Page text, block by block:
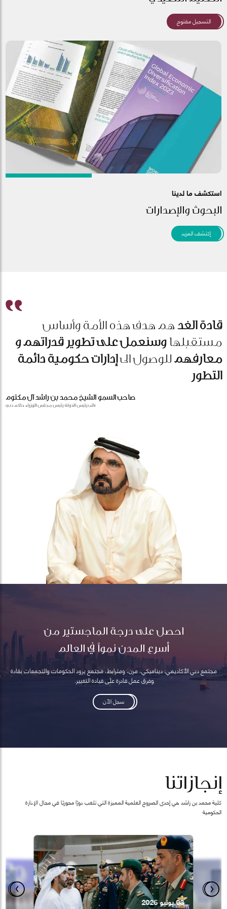
التسجيل مفتوح
استكشف ما لدينا
البحوث والإصدارات
إكتشف المزيد
قادة الغدهم هدف هذه الأمة وأساس
مستقبلهاوسنعمل على تطوير قدراتهم و
معارفهمللوصول الىإدارات حكومية دائمة
التطور
صاحب السمو الشيخ محمد بن راشد آل مكتوم
نائب رئيس الدولة رئيس مجلس الوزراء حاكم دبي
احصل على درجة الماجستير من
أسرع المدن نمواً في العالم
مجتمع دبي الأكاديمي: ديناميكي، مرن، ومترابط، مجتمع يزود الحكومات والتجمعات بقادة
وفرق عمل قادرة على قيادة التغيير.
سجل الآن
إنجازاتنا
كلية محمد بن راشد هي إحدى الصروح العلمية المميزة التي تلعب دورًا محوريًا في مجال الإدارة
الحكومية
03 يونيو 2026 07 أكتوبر 2025
28 يناير 2025
كلية